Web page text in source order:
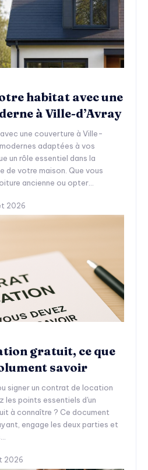
habitat avec une
à Ville-d’Avray
une couverture à Ville-
adaptées à vos
un rôle essentiel dans la
votre maison. Que vous
ancienne ou opter...
2026
gratuit, ce que
savoir
signer un contrat de location
les points essentiels d'un
à connaître ? Ce document
engage les deux parties et
2026